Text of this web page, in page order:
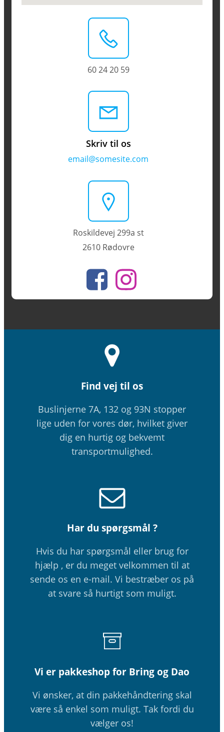
60 24 20 59
Skriv til os
email@somesite.com
Roskildevej 299a st
2610 Rødovre
Find vej til os
Buslinjerne 7A, 132 og 93N stopper
lige uden for vores dør, hvilket giver
dig en hurtig og bekvemt
transportmulighed.
Har du spørgsmål ?
Hvis du har spørgsmål eller brug for
hjælp , er du meget velkommen til at
sende os en e-mail. Vi bestræber os på
at svare så hurtigt som muligt.
Vi er pakkeshop for Bring og Dao
Vi ønsker, at din pakkehåndtering skal
være så enkel som muligt. Tak fordi du
vælger os!